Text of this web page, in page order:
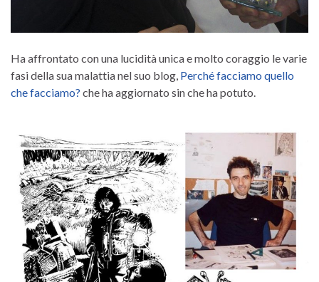
Ha affrontato con una lucidità unica e molto coraggio le varie
fasi della sua malattia nel suo blog, Perché facciamo quello
che facciamo? che ha aggiornato sin che ha potuto.